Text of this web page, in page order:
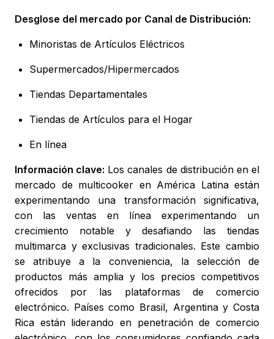
Desglose del mercado por Canal de Distribución:
Minoristas de Artículos Eléctricos
Supermercados/Hipermercados
Tiendas Departamentales
Tiendas de Artículos para el Hogar
En línea
Información clave: Los canales de distribución en el
mercado de multicooker en América Latina están
experimentando una transformación significativa,
con las ventas en línea experimentando un
crecimiento notable y desafiando las tiendas
multimarca y exclusivas tradicionales. Este cambio
se atribuye a la conveniencia, la selección de
productos más amplia y los precios competitivos
ofrecidos por las plataformas de comercio
electrónico. Países como Brasil, Argentina y Costa
Rica están liderando en penetración de comercio